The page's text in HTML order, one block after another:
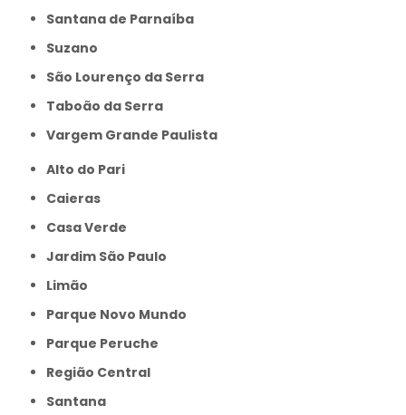
Santana de Parnaíba
Suzano
São Lourenço da Serra
Taboão da Serra
Vargem Grande Paulista
Alto do Pari
Caieras
Casa Verde
Jardim São Paulo
Limão
Parque Novo Mundo
Parque Peruche
Região Central
Santana